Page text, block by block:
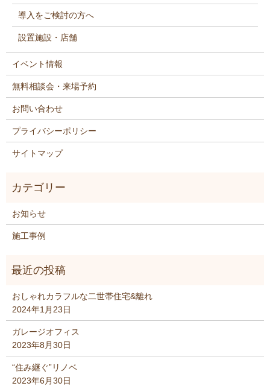
導入をご検討の方へ
設置施設・店舗
イベント情報
無料相談会・来場予約
お問い合わせ
プライバシーポリシー
サイトマップ
お知らせ
施工事例
おしゃれカラフルな二世帯住宅&離れ
2024年1月23日
ガレージオフィス
2023年8月30日
“住み継ぐ”リノベ
2023年6月30日